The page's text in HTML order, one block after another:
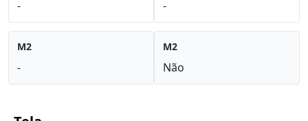
-
M2
-
-
M2
Não